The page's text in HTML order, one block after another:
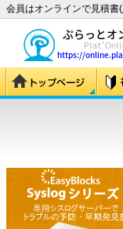
会員はオンラインで見積書(